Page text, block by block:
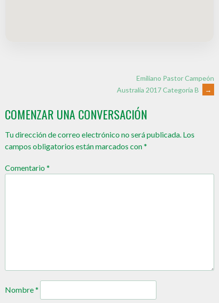
Emiliano Pastor Campeón
Australia 2017 Categoría B
→
COMENZAR UNA CONVERSACIÓN
Tu dirección de correo electrónico no será publicada. Los
campos obligatorios están marcados con*
Comentario*
Nombre*